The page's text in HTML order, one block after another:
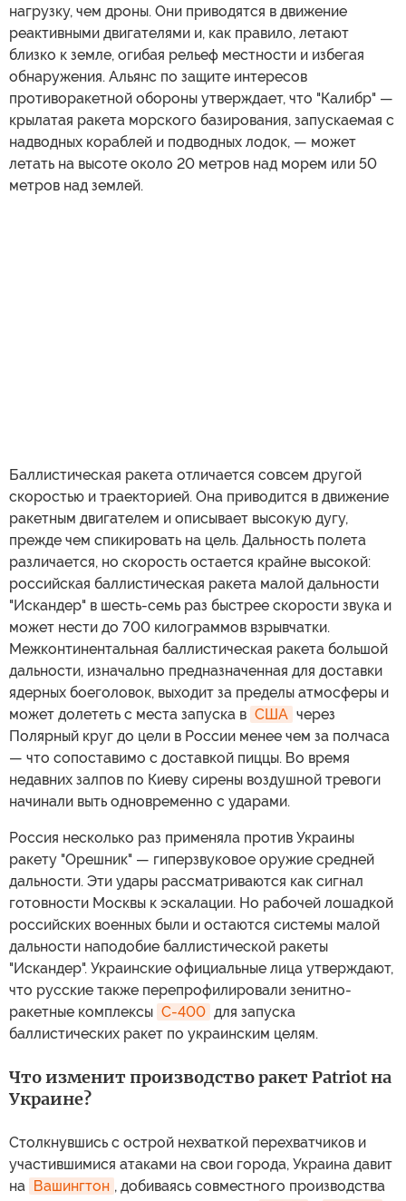
нагрузку, чем дроны. Они приводятся в движение
реактивными двигателями и, как правило, летают
близко к земле, огибая рельеф местности и избегая
обнаружения. Альянс по защите интересов
противоракетной обороны утверждает, что "Калибр" —
крылатая ракета морского базирования, запускаемая с
надводных кораблей и подводных лодок, — может
летать на высоте около 20 метров над морем или 50
метров над землей.
Баллистическая ракета отличается совсем другой
скоростью и траекторией. Она приводится в движение
ракетным двигателем и описывает высокую дугу,
прежде чем спикировать на цель. Дальность полета
различается, но скорость остается крайне высокой:
российская баллистическая ракета малой дальности
"Искандер" в шесть-семь раз быстрее скорости звука и
может нести до 700 килограммов взрывчатки.
Межконтинентальная баллистическая ракета большой
дальности, изначально предназначенная для доставки
ядерных боеголовок, выходит за пределы атмосферы и
может долететь с места запуска в США через
Полярный круг до цели в России менее чем за полчаса
— что сопоставимо с доставкой пиццы. Во время
недавних залпов по Киеву сирены воздушной тревоги
начинали выть одновременно с ударами.
Россия несколько раз применяла против Украины
ракету "Орешник" — гиперзвуковое оружие средней
дальности. Эти удары рассматриваются как сигнал
готовности Москвы к эскалации. Но рабочей лошадкой
российских военных были и остаются системы малой
дальности наподобие баллистической ракеты
"Искандер". Украинские официальные лица утверждают,
что русские также перепрофилировали зенитно-
ракетные комплексы С-400 для запуска
баллистических ракет по украинским целям.
Что изменит производство ракет Patriot на
Украине?
Столкнувшись с острой нехваткой перехватчиков и
участившимися атаками на свои города, Украина давит
на Вашингтон , добиваясь совместного производства